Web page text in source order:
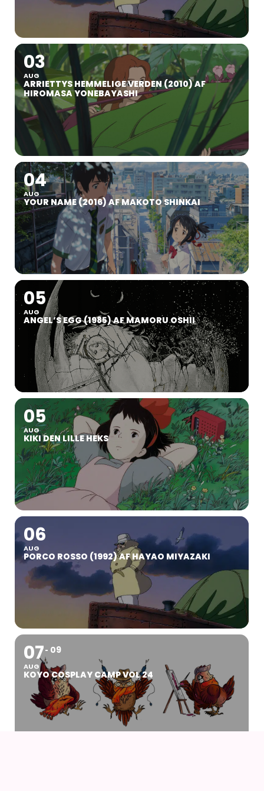
03
AUG
ARRIETTYS HEMMELIGE VERDEN (2010) AF
HIROMASA YONEBAYASHI
04
AUG
YOUR NAME (2016) AF MAKOTO SHINKAI
05
AUG
ANGEL’S EGG (1985) AF MAMORU OSHII
05
AUG
KIKI DEN LILLE HEKS
06
AUG
PORCO ROSSO (1992) AF HAYAO MIYAZAKI
07
AUG
09
KOYO COSPLAY CAMP VOL 24